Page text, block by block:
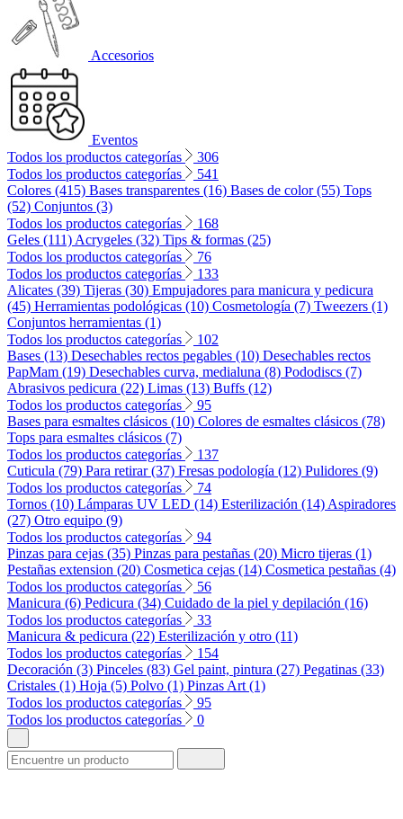
Accesorios
Eventos
Todos los productos categorías
306
Todos los productos categorías
541
Colores (415) Bases transparentes (16) Bases de color (55) Tops
(52) Conjuntos (3)
Todos los productos categorías
168
Geles (111) Acrygeles (32) Tips & formas (25)
Todos los productos categorías
76
Todos los productos categorías
133
Alicates (39) Tijeras (30) Empujadores para manicura y pedicura
(45) Herramientas podológicas (10) Cosmetología (7) Tweezers (1)
Conjuntos herramientas (1)
Todos los productos categorías
102
Bases (13) Desechables rectos pegables (10) Desechables rectos
PapMam (19) Desechables curva, medialuna (8) Pododiscs (7)
Abrasivos pedicura (22) Limas (13) Buffs (12)
Todos los productos categorías
95
Bases para esmaltes clásicos (10) Colores de esmaltes clásicos (78)
Tops para esmaltes clásicos (7)
Todos los productos categorías
137
Cuticula (79) Para retirar (37) Fresas podología (12) Pulidores (9)
Todos los productos categorías
74
Tornos (10) Lámparas UV LED (14) Esterilización (14) Aspiradores
(27) Otro equipo (9)
Todos los productos categorías
94
Pinzas para cejas (35) Pinzas para pestañas (20) Micro tijeras (1)
Pestañas extension (20) Cosmetica cejas (14) Cosmetica pestañas (4)
Todos los productos categorías
56
Manicura (6) Pedicura (34) Cuidado de la piel y depilación (16)
Todos los productos categorías
33
Manicura & pedicura (22) Esterilización y otro (11)
Todos los productos categorías
154
Decoración (3) Pinceles (83) Gel paint, pintura (27) Pegatinas (33)
Cristales (1) Hoja (5) Polvo (1) Pinzas Art (1)
Todos los productos categorías
95
Todos los productos categorías
0